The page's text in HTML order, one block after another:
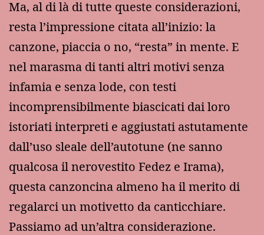
Ma, al di là di tutte queste considerazioni,
resta l’impressione citata all’inizio: la
canzone, piaccia o no, “resta” in mente. E
nel marasma di tanti altri motivi senza
infamia e senza lode, con testi
incomprensibilmente biascicati dai loro
istoriati interpreti e aggiustati astutamente
dall’uso sleale dell’autotune (ne sanno
qualcosa il nerovestito Fedez e Irama),
questa canzoncina almeno ha il merito di
regalarci un motivetto da canticchiare.
Passiamo ad un’altra considerazione.